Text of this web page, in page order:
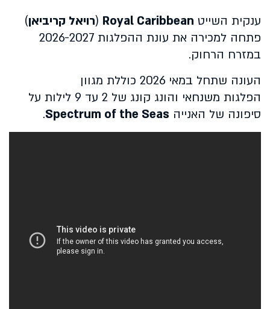
ענקית השייט Royal Caribbean
(רויאל קריביאן)
פתחה למכירה את עונת ההפלגות 2026-2027
במזרח הרחוק.
העונה שתחל במאי 2026 כוללת מגוון
הפלגות משנחאי והונג קונג של 2 עד 9 לילות על
סיפונה של האנייה Spectrum of the Seas
.